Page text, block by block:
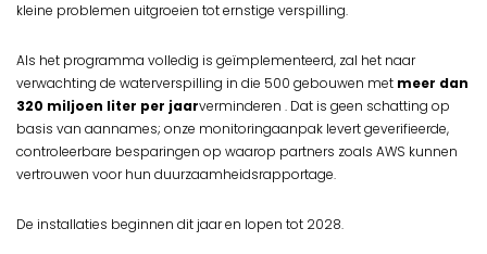
kleine problemen uitgroeien tot ernstige verspilling.
Als het programma volledig is geïmplementeerd, zal het naar
verwachting de waterverspilling in die 500 gebouwen met meer dan
320 miljoen liter per jaarverminderen . Dat is geen schatting op
basis van aannames; onze monitoringaanpak levert geverifieerde,
controleerbare besparingen op waarop partners zoals AWS kunnen
vertrouwen voor hun duurzaamheidsrapportage.
De installaties beginnen dit jaar en lopen tot 2028.